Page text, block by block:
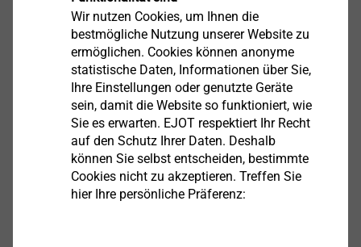
SDP-KB-10G
Fassadendübel
Produkt anzeigen
Wir nutzen Cookies, um Ihnen die
bestmögliche Nutzung unserer Website zu
ermöglichen. Cookies können anonyme
statistische Daten, Informationen über Sie,
Ihre Einstellungen oder genutzte Geräte
sein, damit die Website so funktioniert, wie
Sie es erwarten. EJOT respektiert Ihr Recht
auf den Schutz Ihrer Daten. Deshalb
können Sie selbst entscheiden, bestimmte
Cookies nicht zu akzeptieren. Treffen Sie
hier Ihre persönliche Präferenz: